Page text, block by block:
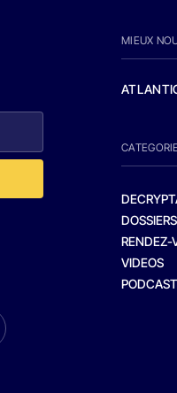
MIEUX
DOSSIERS
RENDEZ-
VIDEOS